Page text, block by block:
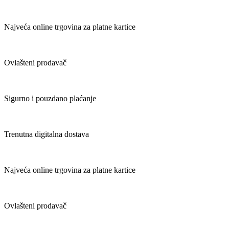
Najveća online trgovina za platne kartice
Ovlašteni prodavač
Sigurno i pouzdano plaćanje
Trenutna digitalna dostava
Najveća online trgovina za platne kartice
Ovlašteni prodavač